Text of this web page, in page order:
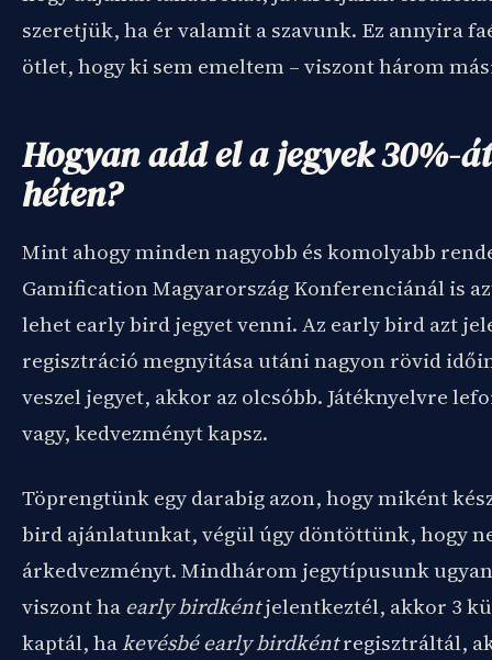
szeretjük, ha ér valamit a szavunk. Ez annyira
ötlet, hogy ki sem emeltem – viszont három
Hogyan add el a jegyek 30%-
héten?
Mint ahogy minden nagyobb és komolyabb
Gamification Magyarország Konferenciánál is
lehet early bird jegyet venni. Az early bird azt
regisztráció megnyitása utáni nagyon rövid
veszel jegyet, akkor az olcsóbb. Játéknyelvre
vagy, kedvezményt kapsz.
Töprengtünk egy darabig azon, hogy miként
bird ajánlatunkat, végül úgy döntöttünk, hogy
árkedvezményt. Mindhárom jegytípusunk
viszont haearly birdkéntjelentkeztél, akkor 3
kaptál, hakevésbé early birdkéntregisztráltál,